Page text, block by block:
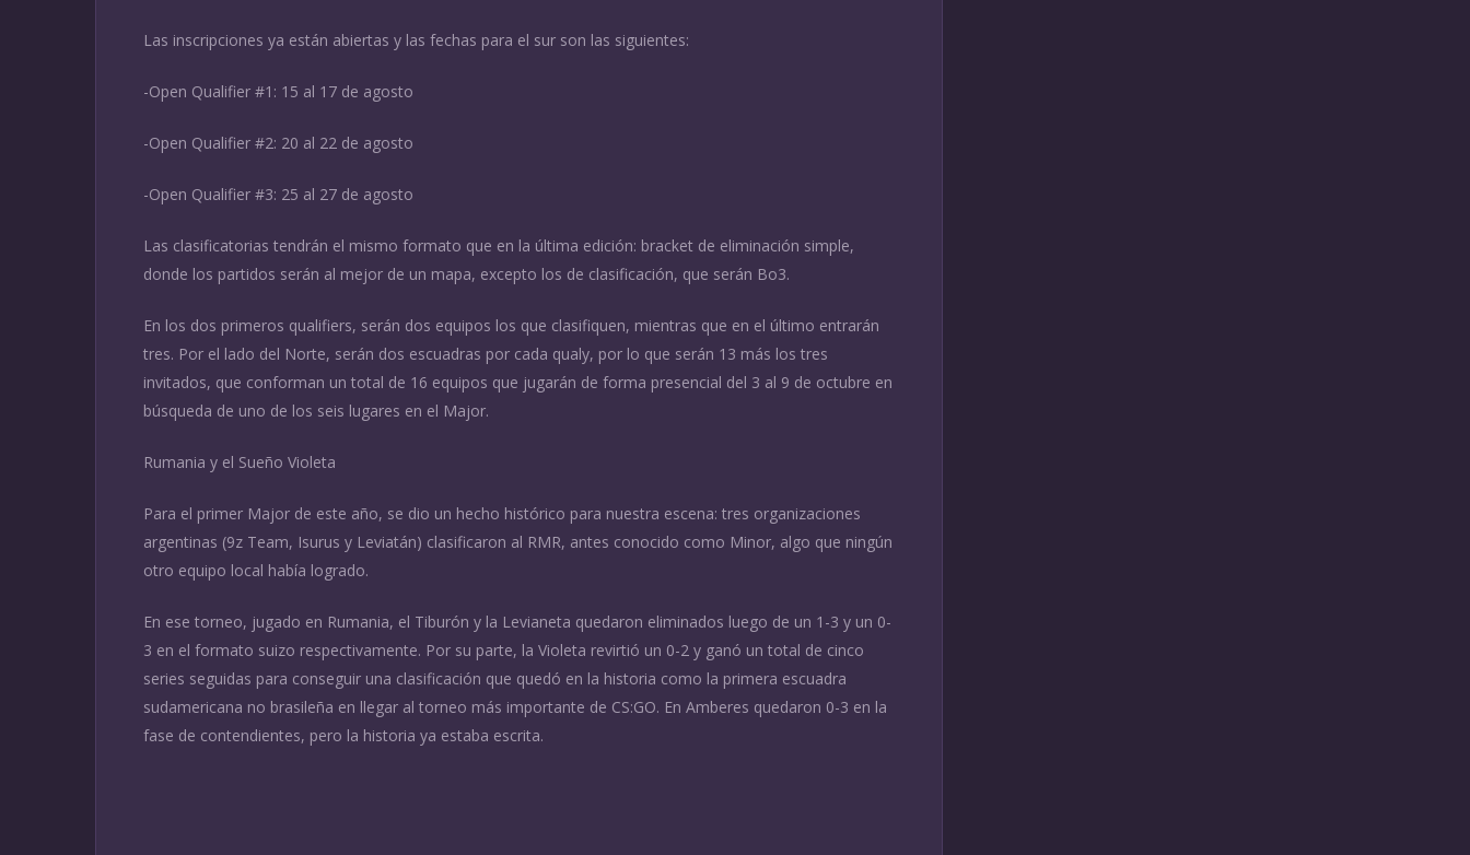
Las inscripciones ya están abiertas y las fechas para el sur son las siguientes:
-Open Qualifier #1: 15 al 17 de agosto
-Open Qualifier #2: 20 al 22 de agosto
-Open Qualifier #3: 25 al 27 de agosto
Las clasificatorias tendrán el mismo formato que en la última edición: bracket de eliminación simple,
donde los partidos serán al mejor de un mapa, excepto los de clasificación, que serán Bo3.
En los dos primeros qualifiers, serán dos equipos los que clasifiquen, mientras que en el último entrarán
tres. Por el lado del Norte, serán dos escuadras por cada qualy, por lo que serán 13 más los tres
invitados, que conforman un total de 16 equipos que jugarán de forma presencial del 3 al 9 de octubre en
búsqueda de uno de los seis lugares en el Major.
Rumania y el Sueño Violeta
Para el primer Major de este año, se dio un hecho histórico para nuestra escena: tres organizaciones
argentinas (9z Team, Isurus y Leviatán) clasificaron al RMR, antes conocido como Minor, algo que ningún
otro equipo local había logrado.
En ese torneo, jugado en Rumania, el Tiburón y la Levianeta quedaron eliminados luego de un 1-3 y un 0-
3 en el formato suizo respectivamente. Por su parte, la Violeta revirtió un 0-2 y ganó un total de cinco
series seguidas para conseguir una clasificación que quedó en la historia como la primera escuadra
sudamericana no brasileña en llegar al torneo más importante de CS:GO. En Amberes quedaron 0-3 en la
fase de contendientes, pero la historia ya estaba escrita.